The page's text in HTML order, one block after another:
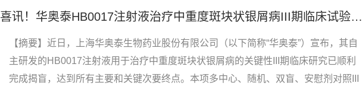
喜讯！华奥泰HB0017注射液治疗中重度斑块状银屑病III期临床试验达到所有主要、关键次要疗效终点
【摘要】近日，上海华奥泰生物药业股份有限公司（以下简称“华奥泰”）宣布，其自
主研发的HB0017注射液用于治疗中重度斑块状银屑病的关键性III期临床研究已顺利
完成揭盲，达到所有主要和关键次要终点。本项多中心、随机、双盲、安慰剂对照III